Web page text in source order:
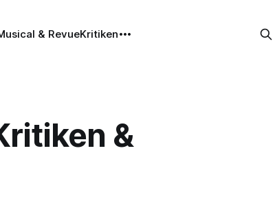
& RevueKritiken
&